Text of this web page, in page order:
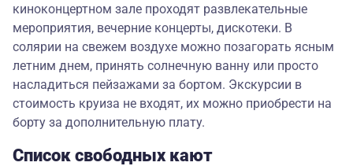
киноконцертном зале проходят развлекательные
мероприятия, вечерние концерты, дискотеки. В
солярии на свежем воздухе можно позагорать ясным
летним днем, принять солнечную ванну или просто
насладиться пейзажами за бортом. Экскурсии в
стоимость круиза не входят, их можно приобрести на
борту за дополнительную плату.
Список свободных кают